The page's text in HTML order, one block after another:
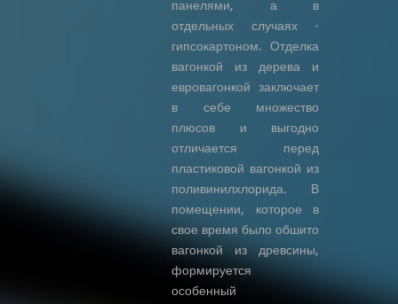
панелями, а в
отдельных случаях -
гипсокартоном. Отделка
вагонкой из дерева и
евровагонкой заключает
в себе множество
плюсов и выгодно
отличается перед
пластиковой вагонкой из
поливинилхлорида. В
помещении, которое в
свое время было обшито
вагонкой из древсины,
формируется
особенный